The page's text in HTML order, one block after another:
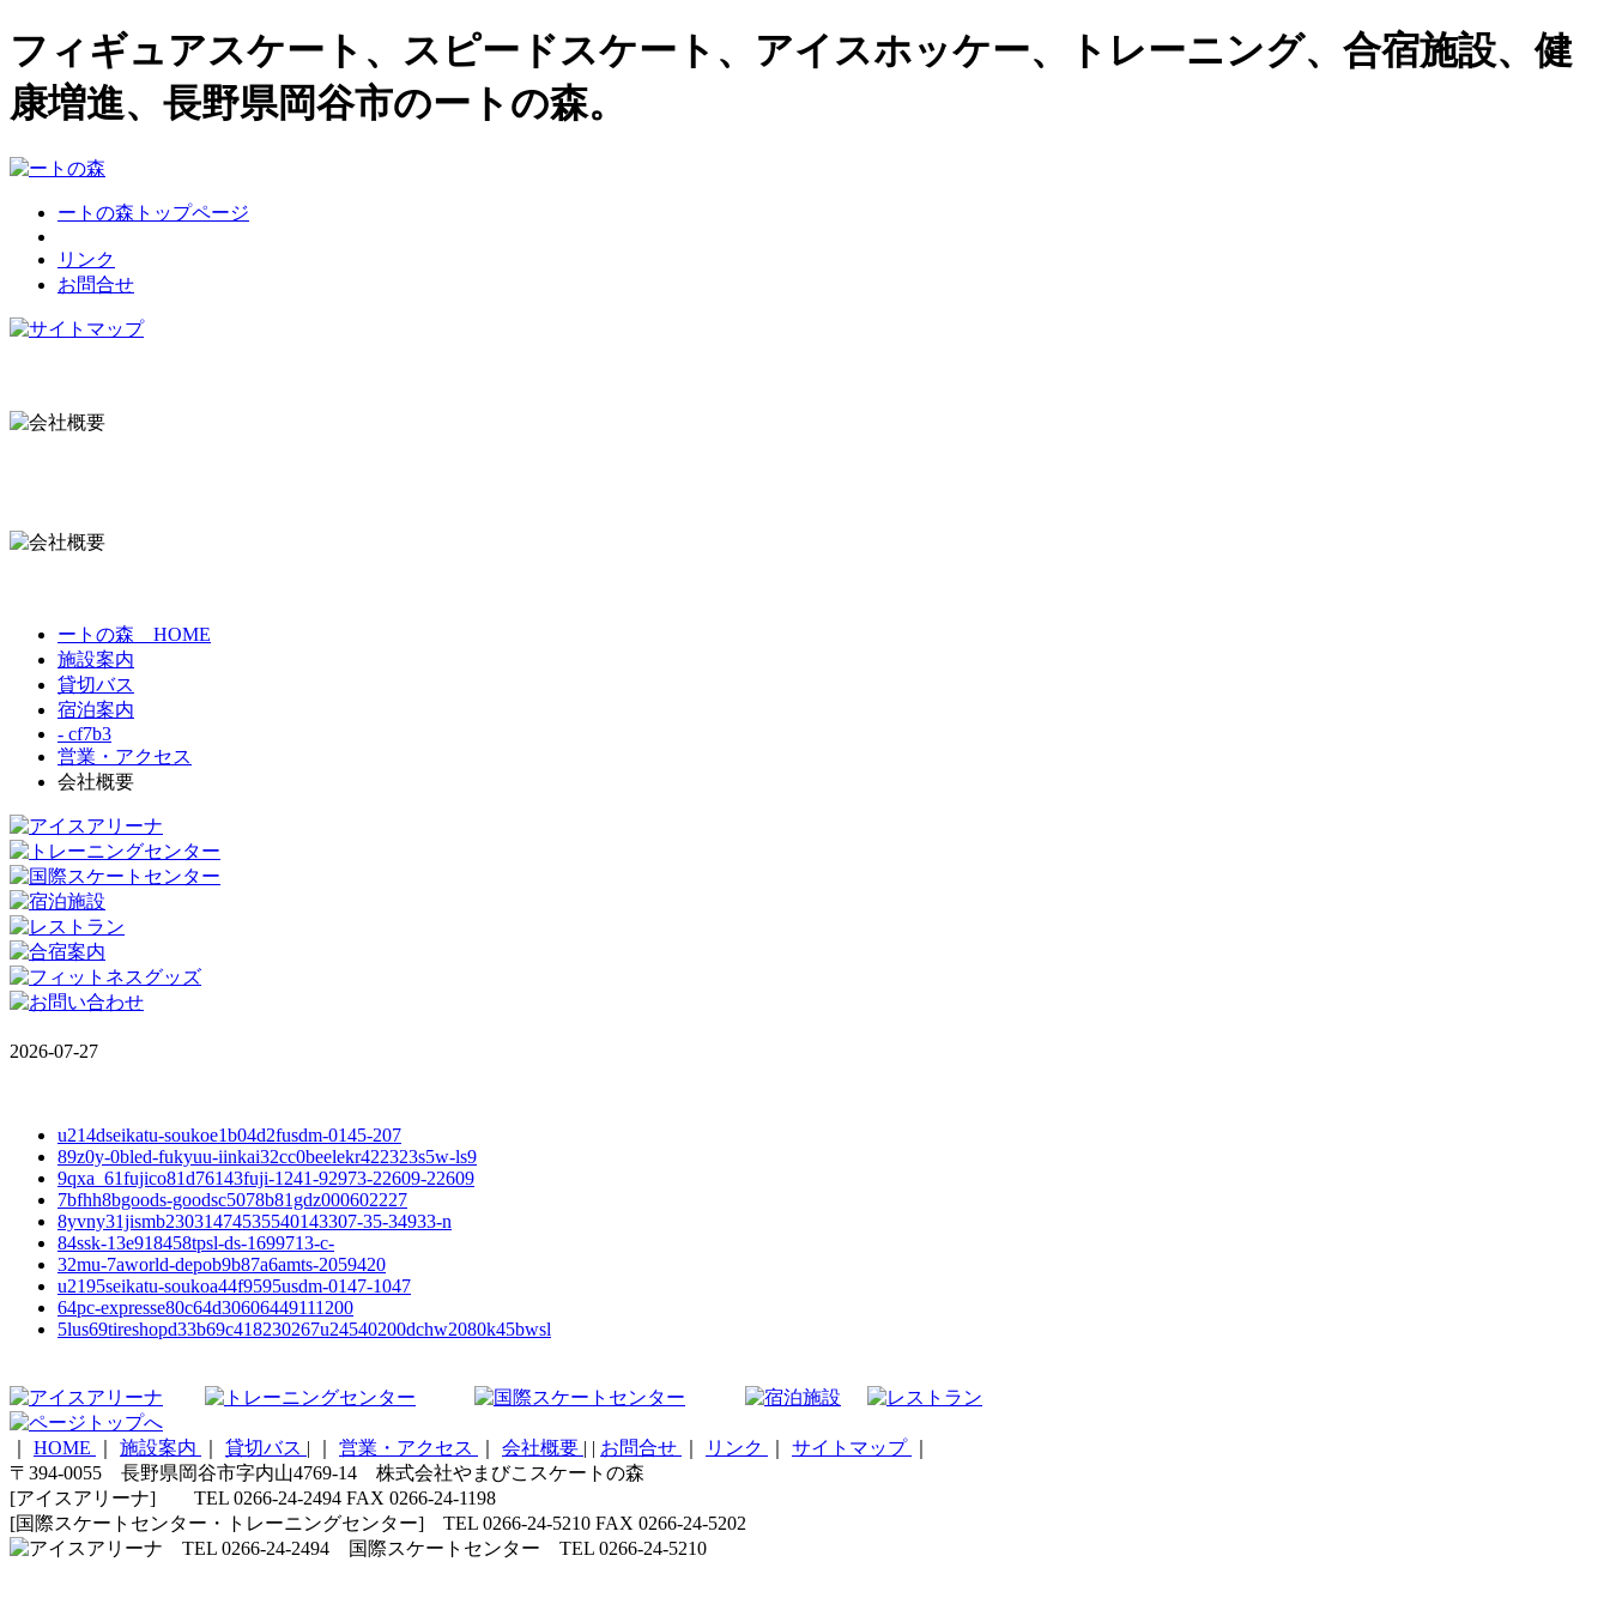
フィギュアスケート、スピードスケート、アイスホッケー、トレーニング、合宿施設、健
康増進、長野県岡谷市のートの森。
ートの森トップページ
リンク
お問合せ
ートの森 HOME
施設案内
貸切バス
宿泊案内
- cf7b3
営業・アクセス
会社概要
2026-07-27
u214dseikatu-soukoe1b04d2fusdm-0145-207
89z0y-0bled-fukyuu-iinkai32cc0beelekr422323s5w-ls9
9qxa_61fujico81d76143fuji-1241-92973-22609-22609
7bfhh8bgoods-goodsc5078b81gdz000602227
8yvny31jismb23031474535540143307-35-34933-n
84ssk-13e918458tpsl-ds-1699713-c-
32mu-7aworld-depob9b87a6amts-2059420
u2195seikatu-soukoa44f9595usdm-0147-1047
64pc-expresse80c64d30606449111200
5lus69tireshopd33b69c418230267u24540200dchw2080k45bwsl
HOME 施設案内 貸切バス | 営業・アクセス 会社概要 | | お問合せ リンク サイトマップ
〒394-0055 長野県岡谷市字内山4769-14 株式会社やまびこスケートの森
[アイスアリーナ] TEL 0266-24-2494 FAX 0266-24-1198
[国際スケートセンター・トレーニングセンター] TEL 0266-24-5210 FAX 0266-24-5202